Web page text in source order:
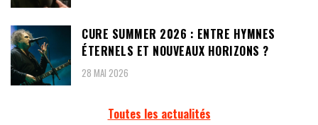
CURE SUMMER 2026 : ENTRE HYMNES
ÉTERNELS ET NOUVEAUX HORIZONS ?
28 MAI 2026
Toutes les actualités